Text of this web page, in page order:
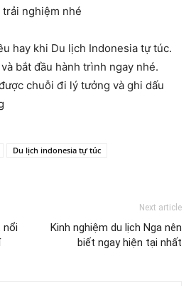
nghiệm nhé
hay khi Du lịch Indonesia tự túc.
bắt đầu hành trình ngay nhé.
chuỗi đi lý tưởng và ghi dấu
Du lịch indonesia tự túc
nổi
Next article
Kinh nghiệm du lịch Nga nên
biết ngay hiện tại nhất